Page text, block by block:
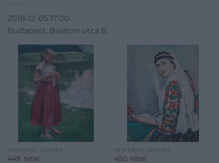
2018-12-05 17:00
Budapest, Balaton utca 8.
FESTMÉNY, GRAFIKA
449. tétel:
FESTMÉNY, GRAFIKA
450. tétel: